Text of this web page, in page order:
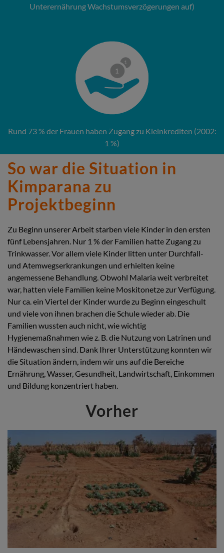
Unterernährung Wachstumsverzögerungen auf)
Rund 73 % der Frauen haben Zugang zu Kleinkrediten (2002:
1 %)
So war die Situation in
Kimparana zu
Projektbeginn
Zu Beginn unserer Arbeit starben viele Kinder in den ersten
fünf Lebensjahren. Nur 1 % der Familien hatte Zugang zu
Trinkwasser. Vor allem viele Kinder litten unter Durchfall-
und Atemwegserkrankungen und erhielten keine
angemessene Behandlung. Obwohl Malaria weit verbreitet
war, hatten viele Familien keine Moskitonetze zur Verfügung.
Nur ca. ein Viertel der Kinder wurde zu Beginn eingeschult
und viele von ihnen brachen die Schule wieder ab. Die
Familien wussten auch nicht, wie wichtig
Hygienemaßnahmen wie z. B. die Nutzung von Latrinen und
Händewaschen sind. Dank Ihrer Unterstützung konnten wir
die Situation ändern, indem wir uns auf die Bereiche
Ernährung, Wasser, Gesundheit, Landwirtschaft, Einkommen
und Bildung konzentriert haben.
Vorher